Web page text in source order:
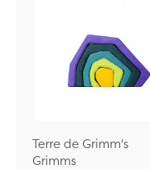
Terre de Grimm's
Grimms